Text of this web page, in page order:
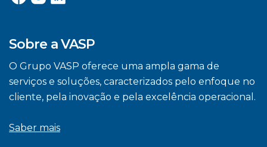
Sobre a VASP
O Grupo VASP oferece uma ampla gama de
serviços e soluções, caracterizados pelo enfoque no
cliente, pela inovação e pela excelência operacional.
Saber mais